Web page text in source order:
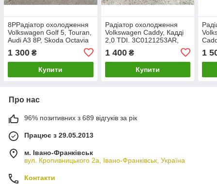
8PРадіатор охолодження
Volkswagen Golf 5, Touran,
Audi A3 8P, Skoda Octavia
1 300 ₴
Купити
Радіатор охолодження
Volkswagen Caddy, Кадді
2,0 TDI. 3C0121253AR,
1 400₴
Купити
1
Про нас
96% позитивних з 689 відгуків за рік
Працює з 29.05.2013
м. Івано-Франківськ
вул. Кропивницького 2а, Івано-Франківськ, Україна
Контакти